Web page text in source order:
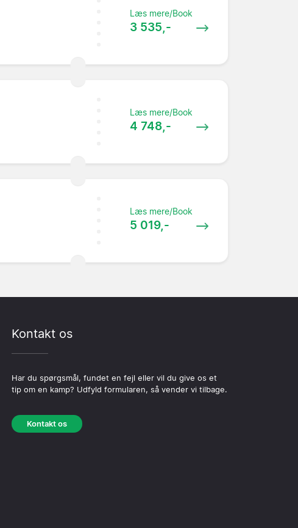
Læs mere/Book
3 535,-
Læs mere/Book
4 748,-
Læs mere/Book
5 019,-
Kontakt os
Har du spørgsmål, fundet en fejl eller vil du give os et
tip om en kamp? Udfyld formularen, så vender vi tilbage.
Kontakt os